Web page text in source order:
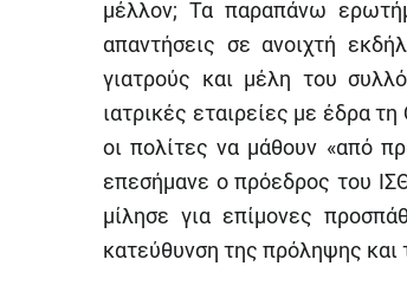
μέλλον; Τα παραπάνω
απαντήσεις σε ανοιχτή
γιατρούς και μέλη του
ιατρικές εταιρείες με έδρα
οι πολίτες να μάθουν «από
επεσήμανε ο πρόεδρος του
μίλησε για επίμονες
κατεύθυνση της πρόληψης και